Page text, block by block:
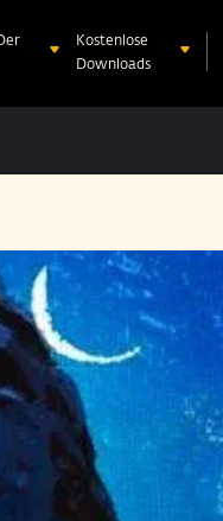
Kostenlose
Downloads